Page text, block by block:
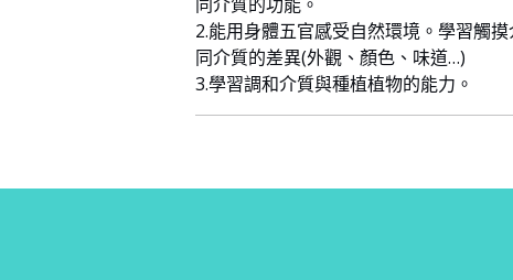
2.能用身體五官感受自然環境。學習觸
同介質的差異(外觀、顏色、味道…)
3.學習調和介質與種植植物的能力。